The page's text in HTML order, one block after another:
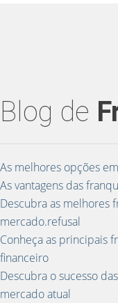
Blog de
As melhores opções
As vantagens das
Descubra as melhores
mercado.refusal
Conheça as principais
financeiro
Descubra o sucesso
mercado atual